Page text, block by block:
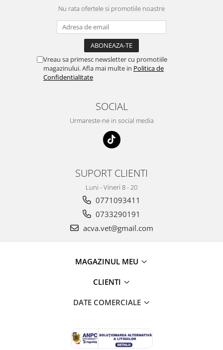
Nu rata ofertele si promotiile noastre
Vreau sa primesc newsletter cu promotiile
magazinului. Afla mai multe in Politica de
Confidentialitate
SOCIAL
Urmareste-ne in social media
SUPORT CLIENTI
Luni - Vineri 8 - 20
0771093411
0733290191
acva.vet@gmail.com
MAGAZINUL MEU
CLIENTI
DATE COMERCIALE